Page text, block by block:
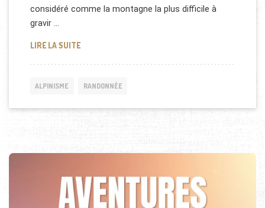
considéré comme la montagne la plus difficile à
gravir …
LIRE LA SUITECERRO TORRE EN PATAGONIE
ALPINISME RANDONNÉE